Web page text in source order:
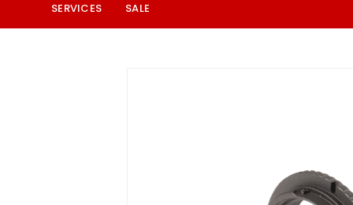
SERVICES SALE